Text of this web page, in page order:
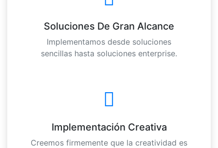
Soluciones De Gran Alcance
Implementamos desde soluciones
sencillas hasta soluciones enterprise.
Implementación Creativa
Creemos firmemente que la creatividad es